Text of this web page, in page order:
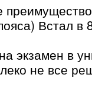
Встал
экзамен в
не все